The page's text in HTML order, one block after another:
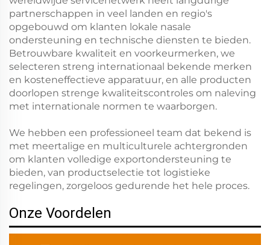
partnerschappen in veel landen en regio's
opgebouwd om klanten lokale nasale
ondersteuning en technische diensten te bieden.
Betrouwbare kwaliteit en voorkeurmerken, we
selecteren streng internationaal bekende merken
en kosteneffectieve apparatuur, en alle producten
doorlopen strenge kwaliteitscontroles om naleving
met internationale normen te waarborgen.
We hebben een professioneel team dat bekend is
met meertalige en multiculturele achtergronden
om klanten volledige exportondersteuning te
bieden, van productselectie tot logistieke
regelingen, zorgeloos gedurende het hele proces.
Onze Voordelen